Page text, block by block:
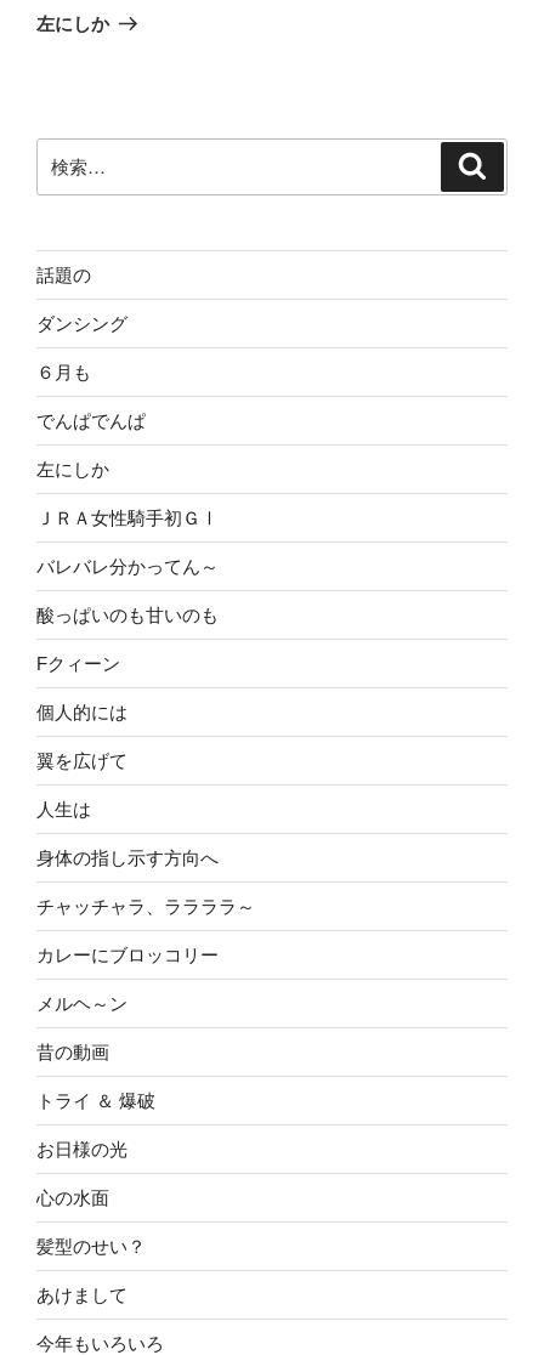
ゲ
ン
の
左にしか
索:
話題の
ダンシング
６月も
でんぱでんぱ
左にしか
ＪＲＡ女性騎手初ＧⅠ
バレバレ分かってん～
酸っぱいのも甘いのも
Fクィーン
個人的には
翼を広げて
人生は
身体の指し示す方向へ
チャッチャラ、ララララ～
カレーにブロッコリー
メルヘ～ン
昔の動画
トライ ＆ 爆破
お日様の光
心の水面
髪型のせい？
あけまして
今年もいろいろ